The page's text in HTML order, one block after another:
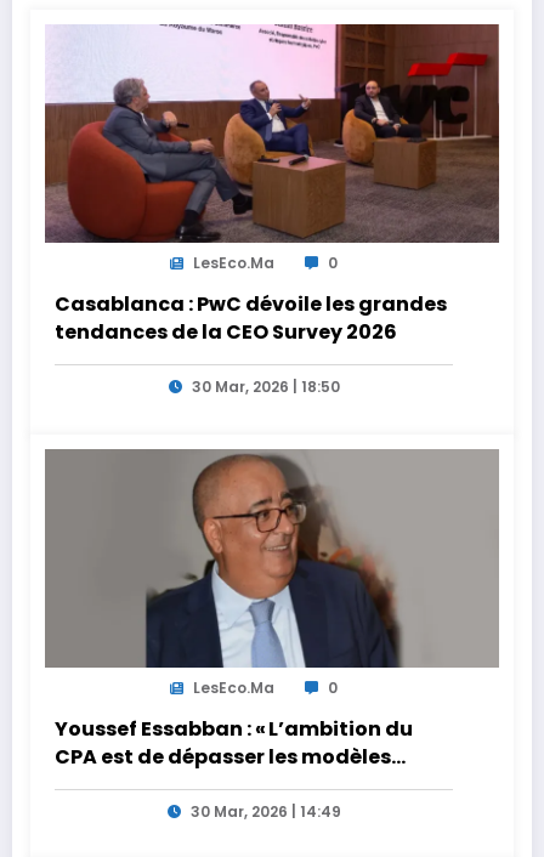
LesEco.ma 0
Casablanca : PwC dévoile les grandes
tendances de la CEO Survey 2026
30 Mar, 2026 | 18:50
LesEco.ma 0
Youssef Essabban : « L’ambition du
CPA est de dépasser les modèles
traditionnels et académiques de
formation en s’appuyant sur le
30 Mar, 2026 | 14:49